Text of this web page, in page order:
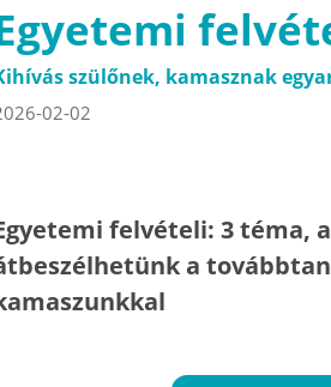
szülőnek, kamasznak
02-02
felvételi: 3 téma,
a